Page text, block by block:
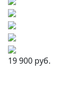
19 900 руб.